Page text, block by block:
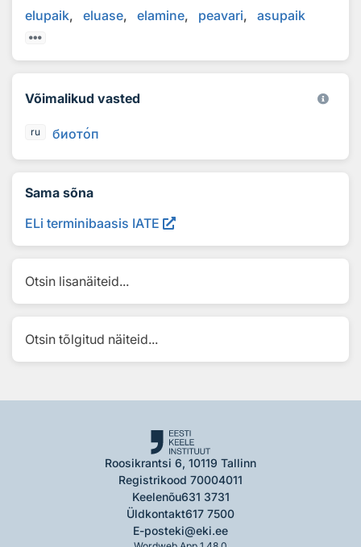
elupaik eluase elamine peavari asupaik
Võimalikud vasted
ru биотоп
Sama sõna
ELi terminibaasis IATE
Otsin lisanäiteid...
Otsin tõlgitud näiteid...
Roosikrantsi 6, 10119 Tallinn
Registrikood 70004011
Keelenõu631 3731
Üldkontakt617 7500
E-posteki@eki.ee